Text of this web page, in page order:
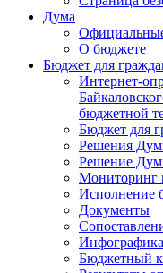
Дума
О бюджете
Бюджет для
Интернет-
бюджетной
Бюджет для
Решения
Решение
Мониторинг
Исполнение
Документы
Инфографика
Бюджетный